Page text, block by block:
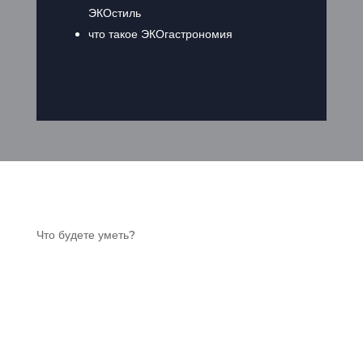
ЭКОстиль
что такое ЭКОгастрономия
Что будете уметь?